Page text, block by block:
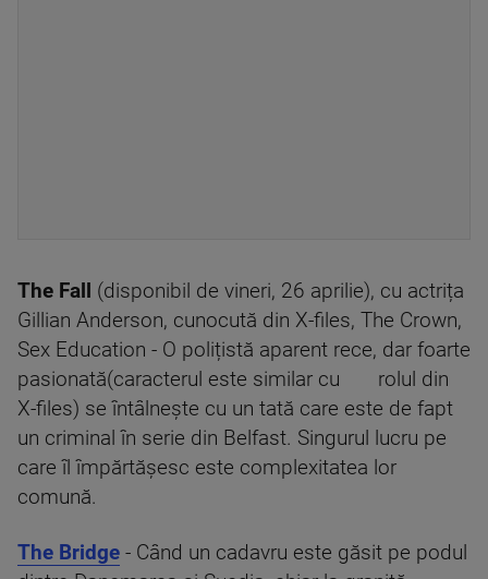
The Fall (disponibil de vineri, 26 aprilie), cu actrița
Gillian Anderson, cunocută din X-files, The Crown,
Sex Education - O polițistă aparent rece, dar foarte
pasionată(caracterul este similar cu rolul din
X-files) se întâlnește cu un tată care este de fapt
un criminal în serie din Belfast. Singurul lucru pe
care îl împărtășesc este complexitatea lor
comună.
The Bridge - Când un cadavru este găsit pe podul